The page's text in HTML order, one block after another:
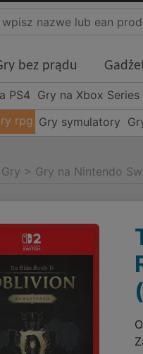
bez prądu
PS4 Gry na Xbox Series
rpg Gry symulatory
Gry > Gry na Nintendo